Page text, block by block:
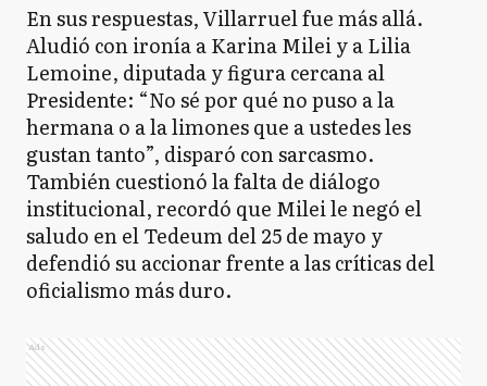
En sus respuestas, Villarruel fue más allá.
Aludió con ironía a Karina Milei y a Lilia
Lemoine, diputada y figura cercana al
Presidente: “No sé por qué no puso a la
hermana o a la limones que a ustedes les
gustan tanto”, disparó con sarcasmo.
También cuestionó la falta de diálogo
institucional, recordó que Milei le negó el
saludo en el Tedeum del 25 de mayo y
defendió su accionar frente a las críticas del
oficialismo más duro.
Ads